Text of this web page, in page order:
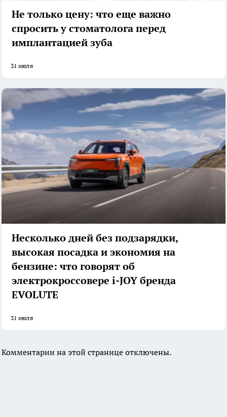
Не только цену: что еще важно
спросить у стоматолога перед
имплантацией зуба
31 июля
Несколько дней без подзарядки,
высокая посадка и экономия на
бензине: что говорят об
электрокроссовере i-JOY бренда
EVOLUTE
31 июля
Комментарии на этой странице отключены.